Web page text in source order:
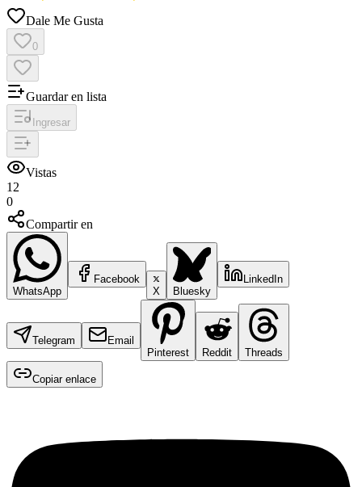
Dale Me Gusta
0
Guardar en lista
Ingresar
Vistas
12
0
Compartir en
WhatsApp
Facebook
X
Bluesky
LinkedIn
Telegram
Email
Pinterest
Reddit Threads
Copiar enlace